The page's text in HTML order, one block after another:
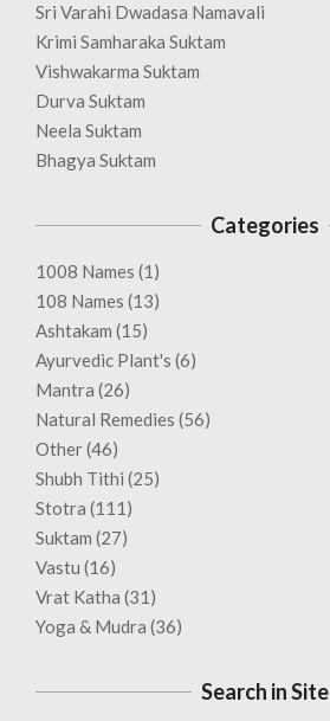
Sri Varahi Dwadasa Namavali
Krimi Samharaka Suktam
Vishwakarma Suktam
Durva Suktam
Neela Suktam
Bhagya Suktam
Categories
1008 Names (1)
108 Names (13)
Ashtakam (15)
Ayurvedic Plant's (6)
Mantra (26)
Natural Remedies (56)
Other(46)
Shubh Tithi (25)
Stotra (111)
Suktam (27)
Vastu (16)
Vrat Katha (31)
Yoga & Mudra (36)
Search in Site